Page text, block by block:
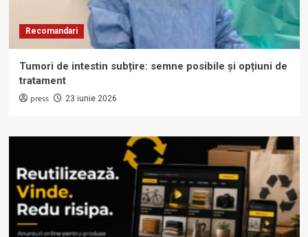
Recomandari
Tumori de intestin subțire: semne posibile și opțiuni de
tratament
press 23 iunie 2026